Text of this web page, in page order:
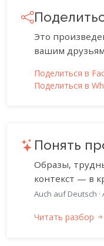
Это
вашим
Поделиться в
Поделиться в
Понять
Образы,
контекст — в
Auch auf Deutsch ·
Читать разбор